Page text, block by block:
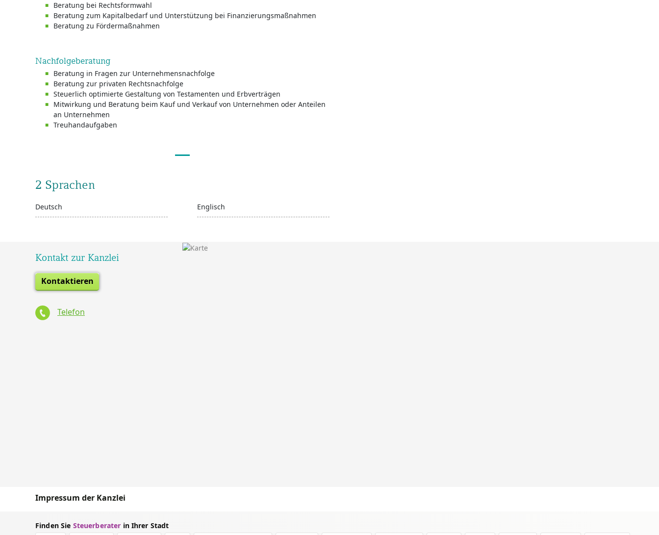
Beratung bei Rechtsformwahl
Beratung zum Kapitalbedarf und Unterstützung bei Finanzierungsmaßnahmen
Beratung zu Fördermaßnahmen
Nachfolgeberatung
Beratung in Fragen zur Unternehmensnachfolge
Beratung zur privaten Rechtsnachfolge
Steuerlich optimierte Gestaltung von Testamenten und Erbverträgen
Mitwirkung und Beratung beim Kauf und Verkauf von Unternehmen oder Anteilen
an Unternehmen
Treuhandaufgaben
2 Sprachen
Deutsch Englisch
Kontakt zur Kanzlei
Kontaktieren
Telefon
Impressum der Kanzlei
Finden Sie Steuerberater in Ihrer Stadt